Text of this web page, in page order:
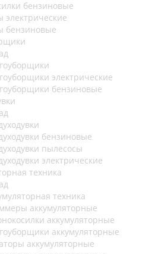
бензиновые
бензиновые
электрические
бензиновые
бензиновые
пылесосы
электрические
техника
техника
аккумуляторные
аккумуляторные
аккумуляторные
аккумуляторные